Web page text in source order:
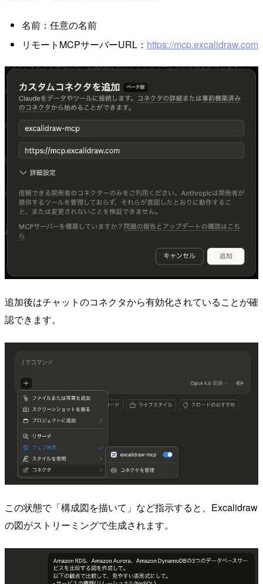
名前：任意の名前
リモートMCPサーバーURL： https://mcp.excalidraw.com
追加後はチャットのコネクタから有効化されていることが確
認できます。
この状態で「構成図を描いて」など指示すると、Excalidraw
の図がストリーミングで生成されます。